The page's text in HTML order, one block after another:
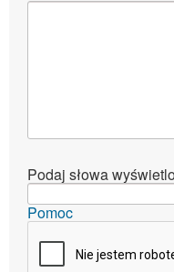
Podaj słowa
Pomoc